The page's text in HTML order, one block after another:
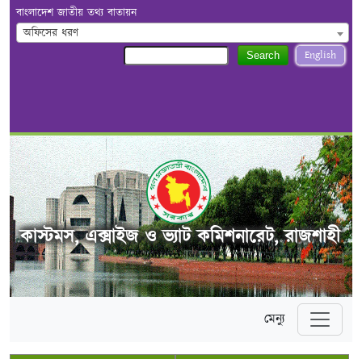
বাংলাদেশ জাতীয় তথ্য বাতায়ন
অফিসের ধরণ
English
Search
কাস্টমস, এক্সাইজ ও ভ্যাট কমিশনারেট, রাজশাহী
মেন্যু